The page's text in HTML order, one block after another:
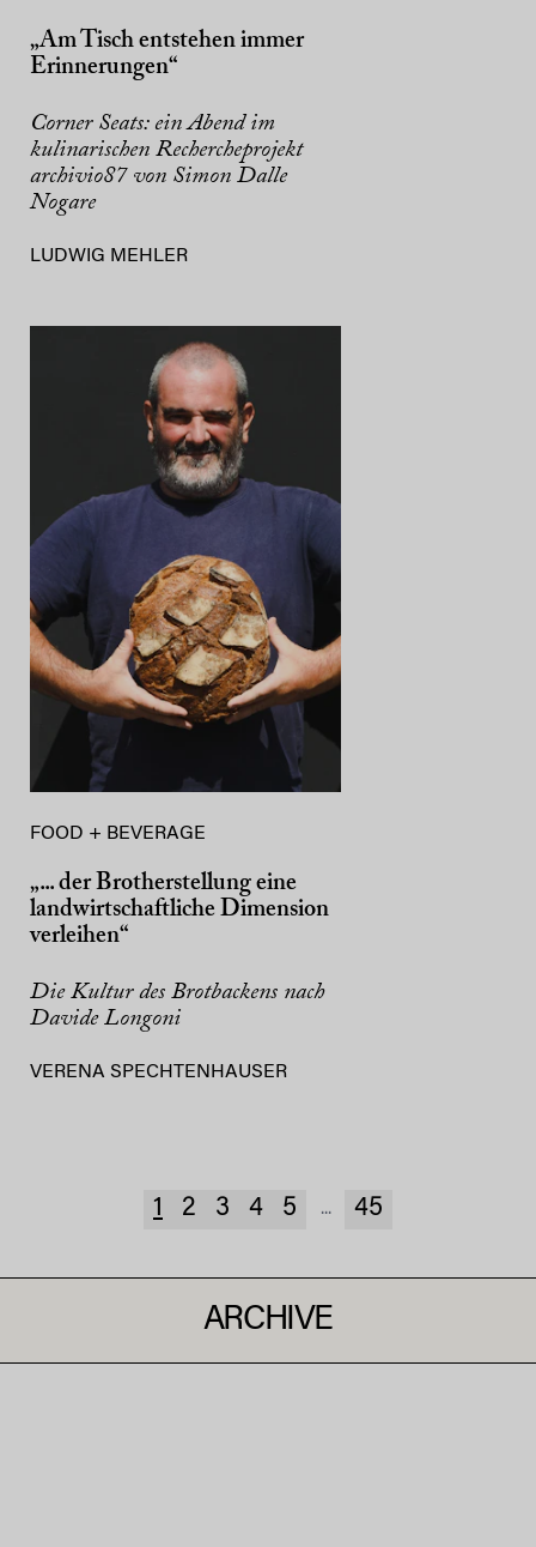
„Am Tisch entstehen immer
Erinnerungen“
Corner Seats: ein Abend im
kulinarischen Rechercheprojekt
archivio87 von Simon Dalle
Nogare
LUDWIG MEHLER
FOOD + BEVERAGE
„... der Brotherstellung eine
landwirtschaftliche Dimension
verleihen“
Die Kultur des Brotbackens nach
Davide Longoni
VERENA SPECHTENHAUSER
1 2 3 4 5 ... 45
ARCHIVE